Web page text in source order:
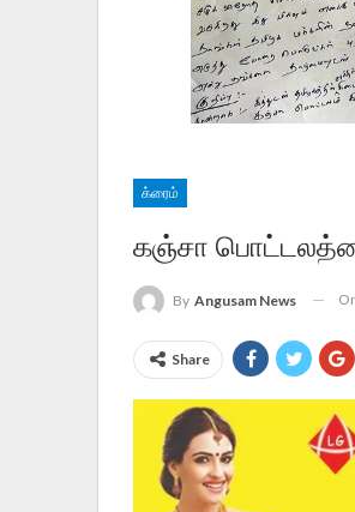
க்ரைம்
கஞ்சா பொட்டலத்தை
By Angusam News
Share